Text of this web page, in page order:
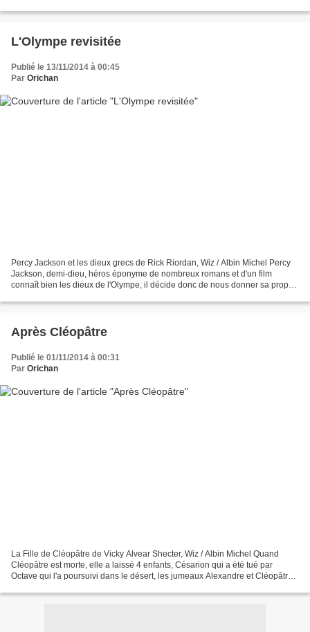
L'Olympe revisitée
Publié le 13/11/2014 à 00:45
Par Orichan
Percy Jackson et les dieux grecs de Rick Riordan, Wiz / Albin Michel Percy
Jackson, demi-dieu, héros éponyme de nombreux romans et d'un film
connaît bien les dieux de l'Olympe, il décide donc de nous donner sa propre
Après Cléopâtre
Publié le 01/11/2014 à 00:31
Par Orichan
La Fille de Cléopâtre de Vicky Alvear Shecter, Wiz / Albin Michel Quand
Cléopâtre est morte, elle a laissé 4 enfants, Césarion qui a été tué par
Octave qui l'a poursuivi dans le désert, les jumeaux Alexandre et Cléopâtre